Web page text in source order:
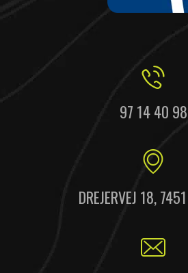
97 14 40 98
DREJERVEJ 18,